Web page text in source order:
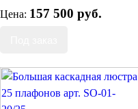
Цена: 157 500 руб.